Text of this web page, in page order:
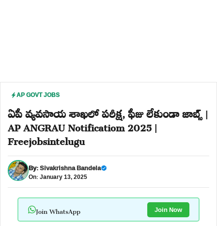
AP GOVT JOBS
ఏపీ వ్యవసాయ శాఖలో పరీక్ష, ఫీజు లేకుండా జాబ్స్ |
AP ANGRAU Notificatiom 2025 |
Freejobsintelugu
By:Sivakrishna Bandela
On: January 13, 2025
Join WhatsApp Join Now